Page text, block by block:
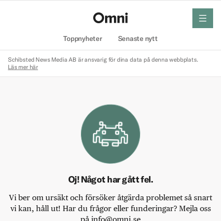
Toppnyheter Senaste nytt
meny
Schibsted News Media AB är ansvarig för dina data på denna webbplats.
Läs mer här
Oj! Något har gått fel.
Vi ber om ursäkt och försöker åtgärda problemet så snart
vi kan, håll ut! Har du frågor eller funderingar? Mejla oss